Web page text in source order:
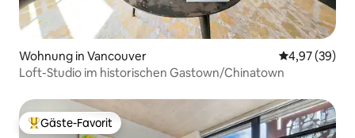
Wohnung in Vancouver
4,97 (39)
Loft-Studio im historischen Gastown/Chinatown
Beliebter Gäste-Favorit.
Gäste-Favorit